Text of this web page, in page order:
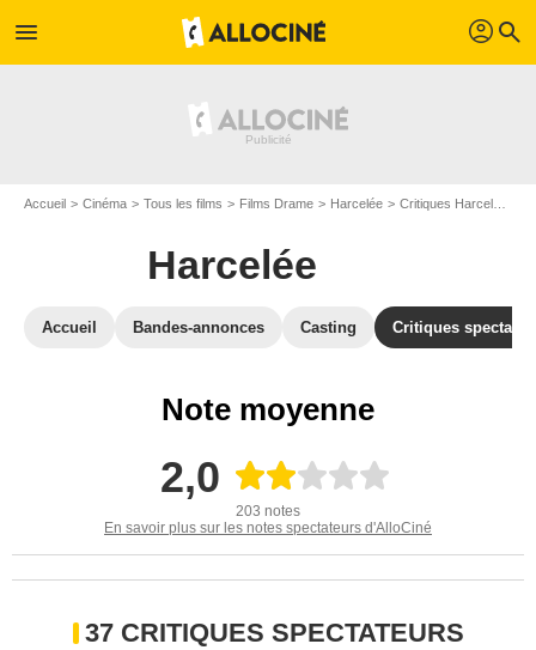
menu profil search
Accueil Cinéma Tous les films Films Drame Harcelée Critiques Harcelée
Harcelée
Accueil Bandes-annonces Casting Critiques
Note moyenne
2,0
203 notes
En savoir plus sur les notes spectateurs d'AlloCiné
37 CRITIQUES SPECTATEURS